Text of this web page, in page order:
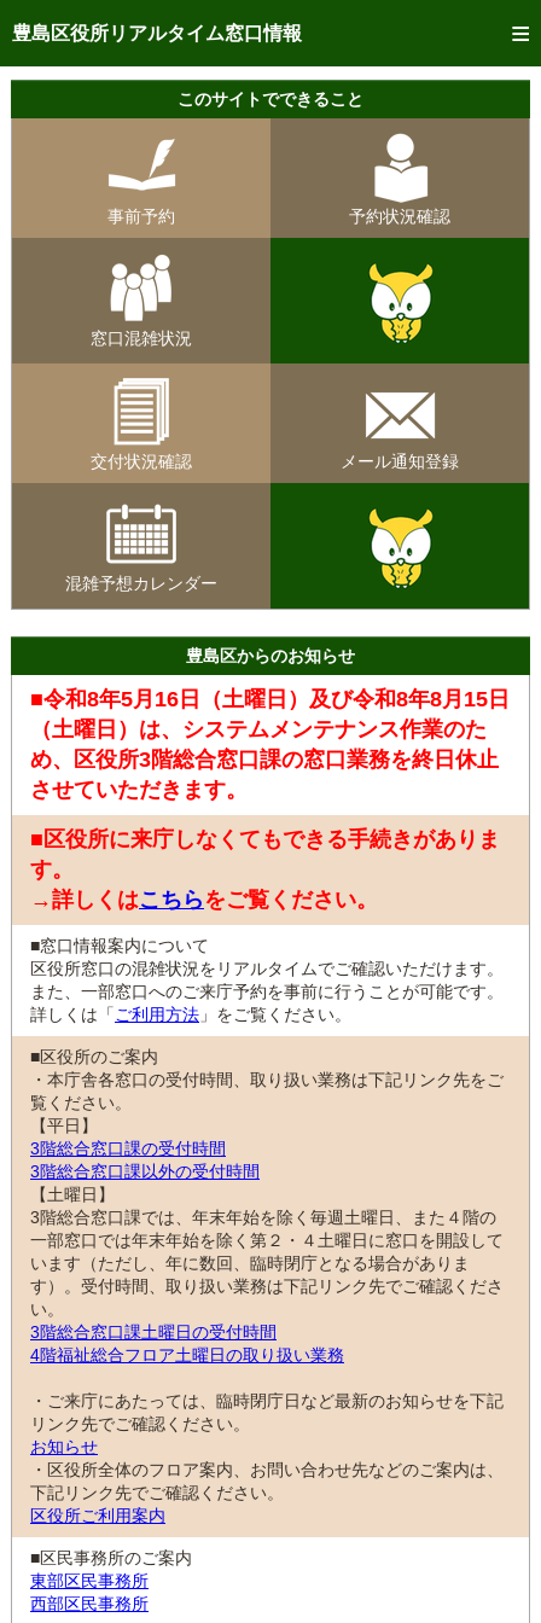
豊島区役所リアルタイム窓口情報
トップページへ
ご利用方法
予約状況確認
リアルタイム
混雑予想カレンダー
このサイトでできること
事前予約 予約状況確認
窓口混雑状況
交付状況確認 メール通知登録
混雑予想カレンダー
豊島区からのお知らせ
■令和8年5月16日（土曜日）及び令和8年8月15日
（土曜日）は、システムメンテナンス作業のた
め、区役所3階総合窓口課の窓口業務を終日休止
させていただきます。
■区役所に来庁しなくてもできる手続きがありま
す。
→詳しくはこちらをご覧ください。
■窓口情報案内について
区役所窓口の混雑状況をリアルタイムでご確認いただけます。
また、一部窓口へのご来庁予約を事前に行うことが可能です。
詳しくは「 ご利用方法 」をご覧ください。
■区役所のご案内
・本庁舎各窓口の受付時間、取り扱い業務は下記リンク先をご
覧ください。
【平日】
3階総合窓口課の受付時間
3階総合窓口課以外の受付時間
【土曜日】
3階総合窓口課では、年末年始を除く毎週土曜日、また４階の
一部窓口では年末年始を除く第２・４土曜日に窓口を開設して
います（ただし、年に数回、臨時閉庁となる場合がありま
す）。受付時間、取り扱い業務は下記リンク先でご確認くださ
い。
3階総合窓口課土曜日の受付時間
4階福祉総合フロア土曜日の取り扱い業務
・ご来庁にあたっては、臨時閉庁日など最新のお知らせを下記
リンク先でご確認ください。
お知らせ
・区役所全体のフロア案内、お問い合わせ先などのご案内は、
下記リンク先でご確認ください。
区役所ご利用案内
■区民事務所のご案内
東部区民事務所
西部区民事務所